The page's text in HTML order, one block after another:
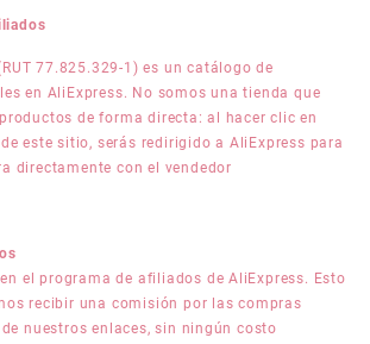
77.825.329-1) es un catálogo de
en AliExpress. No somos una tienda que
de forma directa: al hacer clic en
este sitio, serás redirigido a AliExpress para
directamente con el vendedor
el programa de afiliados de AliExpress. Esto
recibir una comisión por las compras
nuestros enlaces, sin ningún costo